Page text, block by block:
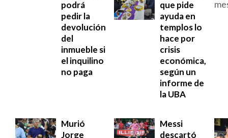
podrá
pedir la
devolución
del
inmueble si
el inquilino
no paga
que pide
ayuda en
templos lo
hace por
crisis
económica,
según un
informe de
la UBA
Murió
Jorge
Messi
descartó